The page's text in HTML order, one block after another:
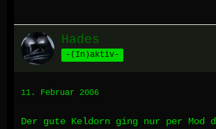
Hades
-(In)aktiv-
11. Februar 2006
Der gute Keldorn ging nur per Mod